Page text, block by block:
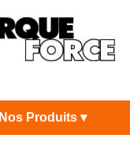
Nos Produits ▾